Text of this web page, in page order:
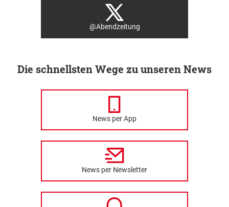
@Abendzeitung
Die schnellsten Wege zu unseren News
News per App
News per Newsletter